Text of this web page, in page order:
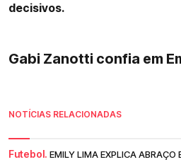
decisivos.
Gabi Zanotti confia em
NOTÍCIAS RELACIONADAS
Futebol. EMILY LIMA EXPLICA ABRAÇO